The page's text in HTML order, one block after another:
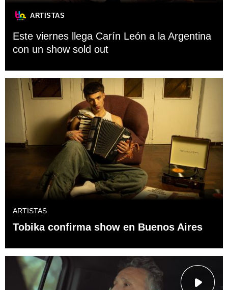
ARTISTAS
Este viernes llega Carín León a la Argentina
con un show sold out
ARTISTAS
Tobika confirma show en Buenos Aires